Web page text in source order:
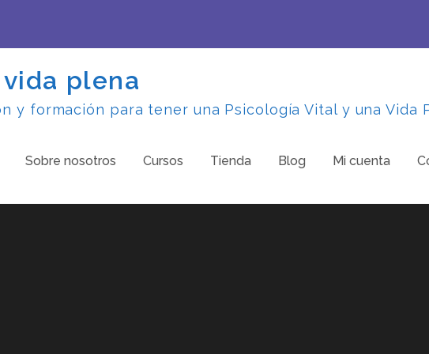
plena
y formación para tener una Psicología Vital y una Vida
Sobre nosotros Cursos Tienda Blog Mi cuenta